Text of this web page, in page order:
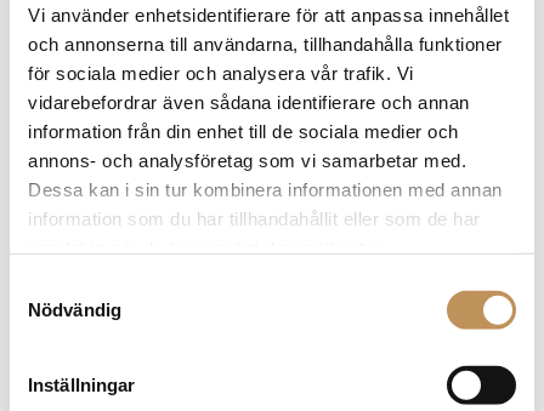
Vi använder enhetsidentifierare för att anpassa innehållet
och annonserna till användarna, tillhandahålla funktioner
för sociala medier och analysera vår trafik. Vi
vidarebefordrar även sådana identifierare och annan
information från din enhet till de sociala medier och
annons- och analysföretag som vi samarbetar med.
Dessa kan i sin tur kombinera informationen med annan
information som du har tillhandahållit eller som de har
Nödvändig
Inställningar
Application error: a client-side exception has occurred (see the
browser console for more information)